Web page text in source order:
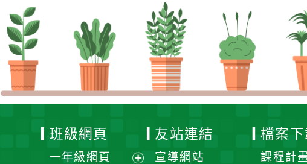
班級網頁
一年級網頁
友站連結
宣導網站
檔案下
課程計